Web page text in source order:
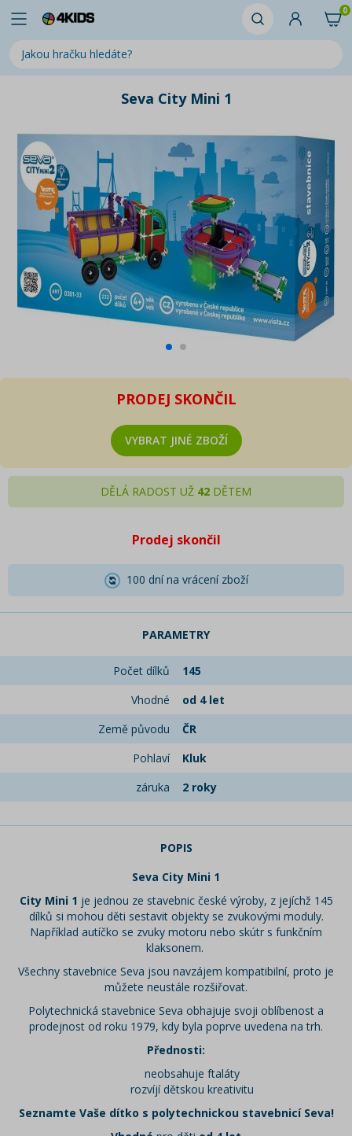
0
Seva City Mini 1
PRODEJ SKONČIL
VYBRAT JINÉ ZBOŽÍ
DĚLÁ RADOST UŽ 42 DĚTEM
Prodej skončil
100 dní na vrácení zboží
PARAMETRY
Počet dílků
145
Vhodné
od 4 let
Země původu
ČR
Pohlaví
Kluk
záruka
2 roky
POPIS
Seva City Mini 1
City Mini 1 je jednou ze stavebnic české výroby, z jejíchž 145
dílků si mohou děti sestavit objekty se zvukovými moduly.
Například autíčko se zvuky motoru nebo skútr s funkčním
klaksonem.
Všechny stavebnice Seva jsou navzájem kompatibilní, proto je
můžete neustále rozšiřovat.
Polytechnická stavebnice Seva obhajuje svoji oblíbenost a
prodejnost od roku 1979, kdy byla poprve uvedena na trh.
Přednosti:
neobsahuje ftaláty
rozvíjí dětskou kreativitu
Seznamte Vaše dítko s polytechnickou stavebnicí Seva!